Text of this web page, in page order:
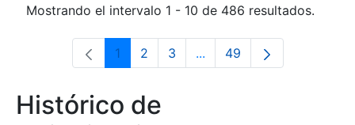
Mostrando el intervalo 1 - 10 de 486 resultados.
Página
1 Página
2 Página
3 ...Páginas intermedias Use
Página
49
Histórico de